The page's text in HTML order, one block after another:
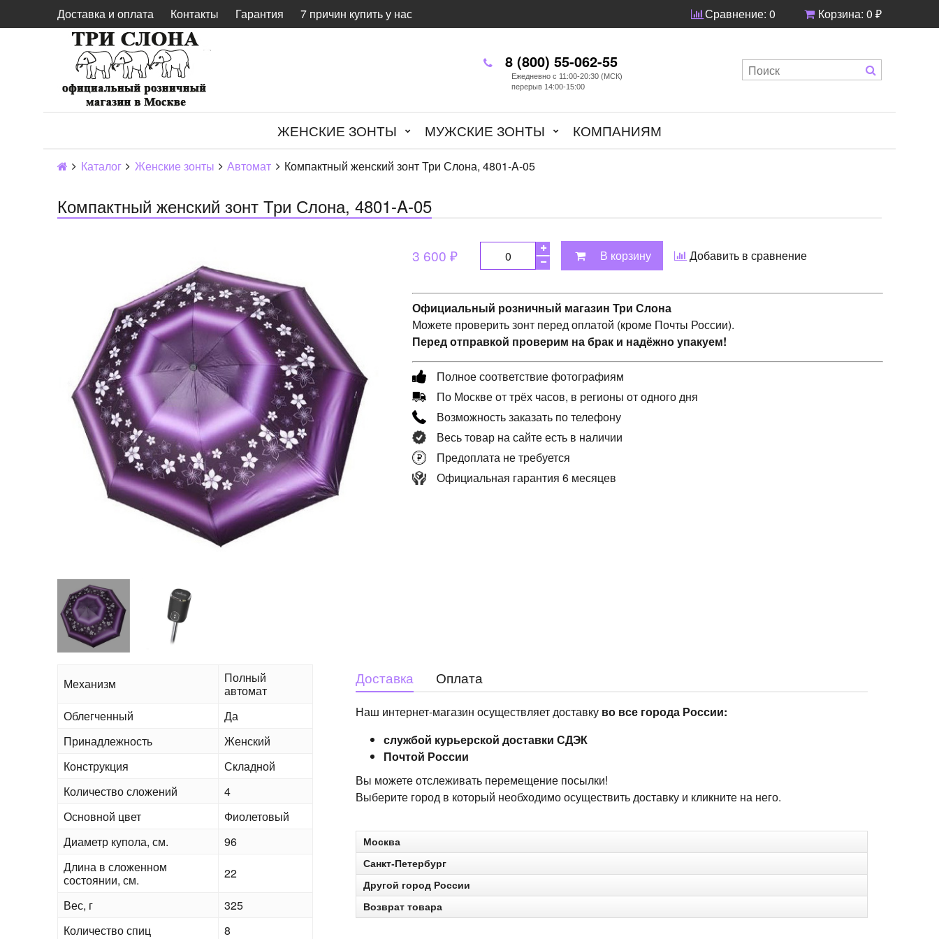
Доставка и оплата Контакты Гарантия 7 причин купить у нас Сравнение: 0 Корзина: 0 ₽
8 (800) 55-062-55
Ежедневно с 11:00-20:30 (МСК)
перерыв 14:00-15:00
ЖЕНСКИЕ ЗОНТЫ МУЖСКИЕ ЗОНТЫ КОМПАНИЯМ
Каталог Женские зонты Автомат Компактный женский зонт Три Слона, 4801-A-05
Компактный женский зонт Три Слона, 4801-A-05
3 600 ₽ В корзину Добавить в сравнение
Официальный розничный магазин Три Слона
Можете проверить зонт перед оплатой (кроме Почты России).
Перед отправкой проверим на брак и надёжно упакуем!
Полное соответствие фотографиям
По Москве от трёх часов, в регионы от одного дня
Возможность заказать по телефону
Весь товар на сайте есть в наличии
Предоплата не требуется
Официальная гарантия 6 месяцев
Механизм
Полный
автомат
Облегченный
Да
Принадлежность
Женский
Конструкция
Складной
Количество сложений
4
Основной цвет
Фиолетовый
Диаметр купола, см.
96
Длина в сложенном
состоянии, см.
22
Вес, г
325
Количество спиц
8
Доставка Оплата
Наш интернет-магазин осуществляет доставку во все города России:
службой курьерской доставки СДЭК
Почтой России
Вы можете отслеживать перемещение посылки!
Выберите город в который необходимо осуществить доставку и кликните на него.
Москва
Санкт-Петербург
Другой город России
Возврат товара